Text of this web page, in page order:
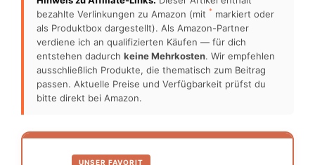
bezahlte Verlinkungen zu Amazon (mit * markiert oder
als Produktbox dargestellt). Als Amazon-Partner
verdiene ich an qualifizierten Käufen — für dich
entstehen dadurch keine Mehrkosten. Wir empfehlen
ausschließlich Produkte, die thematisch zum Beitrag
passen. Aktuelle Preise und Verfügbarkeit prüfst du
bitte direkt bei Amazon.
UNSER FAVORIT